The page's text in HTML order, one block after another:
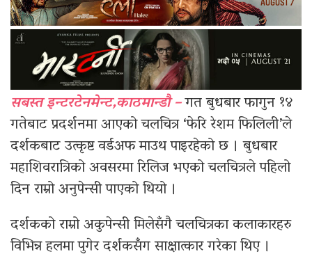
सबस्त इन्टरटेनमेन्ट,काठमान्डौ –गत बुधबार फागुन १४
गतेबाट प्रदर्शनमा आएको चलचित्र ‘फेरि रेशम फिलिली’ले
दर्शकबाट उत्कृष्ट वर्डअफ माउथ पाइरहेको छ । बुधबार
महाशिवरात्रिको अवसरमा रिलिज भएको चलचित्रले पहिलो
दिन राम्रो अनुपेन्सी पाएको थियो ।
दर्शकको राम्रो अकुपेन्सी मिलेसँगै चलचित्रका कलाकारहरु
विभिन्न हलमा पुगेर दर्शकसँग साक्षात्कार गरेका थिए ।